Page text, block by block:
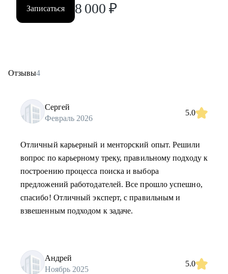
Записаться 8 000 ₽
Отзывы4
Сергей
Февраль 2026
5.0
Отличный карьерный и менторский опыт. Решили
вопрос по карьерному треку, правильному подходу к
построению процесса поиска и выбора
предложений работодателей. Все прошло успешно,
спасибо! Отличный эксперт, с правильным и
взвешенным подходом к задаче.
Андрей
Ноябрь 2025
5.0